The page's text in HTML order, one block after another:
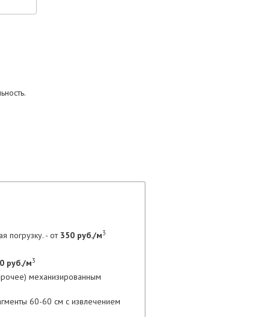
погрузку. - от 350 руб./м3
руб./м3
механизированным
60-60 см с извлечением